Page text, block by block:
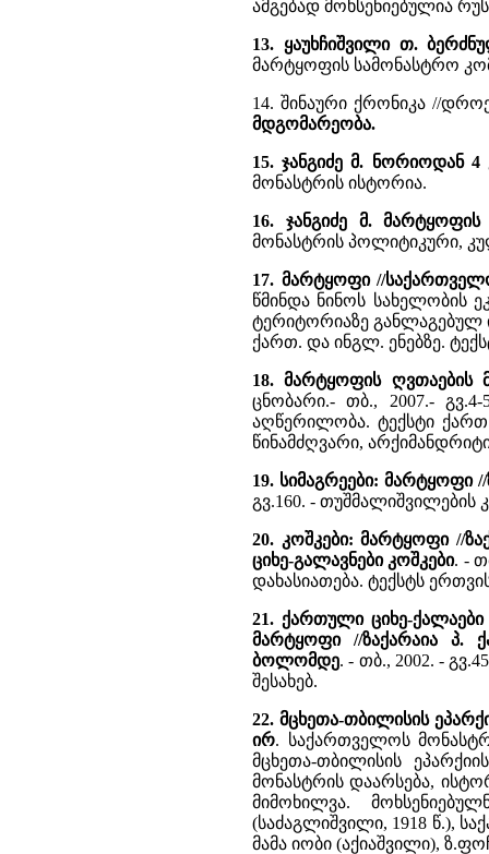
ამგებად მოხსენიებულია
13. ყაუხჩიშვილი თ.
მარტყოფის სამონასტრო
14. შინაური ქრონიკა //
მდგომარეობა.
15. ჯანგიძე მ. ნორიოდან
მონასტრის ისტორია.
16. ჯანგიძე მ. მარტყოფის
მონასტრის პოლიტიკური,
17. მარტყოფი //
წმინდა ნინოს სახელობის
ტერიტორიაზე განლაგებულ
ქართ. და ინგლ. ენებზე.
18. მარტყოფის ღვთაების
ცნობარი.- თბ., 2007.-
აღწერილობა. ტექსტი
წინამძღვარი,
19. სიმაგრეები: მარტყოფი
გვ.160. - თუშმალიშვილების
20. კოშკები: მარტყოფი //
ციხე-გალავნები კოშკები. -
დახასიათება. ტექსტს
21. ქართული ციხე-
მარტყოფი //ზაქარაია პ.
ბოლომდე. - თბ., 2002. -
შესახებ.
22. მცხეთა-თბილისის
ირ. საქართველოს
მცხეთა-თბილისის
მონასტრის დაარსება,
მიმოხილვა.
(საძაგლიშვილი, 1918 წ.),
მამა იობი (აქიაშვილი),